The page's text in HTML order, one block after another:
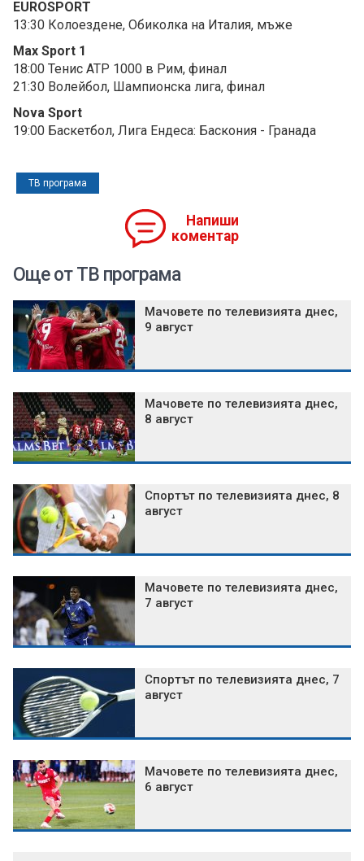
EUROSPORT
13:30 Колоездене, Обиколка на Италия, мъже
Max Sport 1
18:00 Тенис ATP 1000 в Рим, финал
21:30 Волейбол, Шампионска лига, финал
Nova Sport
19:00 Баскетбол, Лига Ендеса: Баскония - Гранада
ТВ програма
Напиши
коментар
Още от ТВ програма
Мачовете по телевизията днес,
9 август
Мачовете по телевизията днес,
8 август
Спортът по телевизията днес, 8
август
Мачовете по телевизията днес,
7 август
Спортът по телевизията днес, 7
август
Мачовете по телевизията днес,
6 август